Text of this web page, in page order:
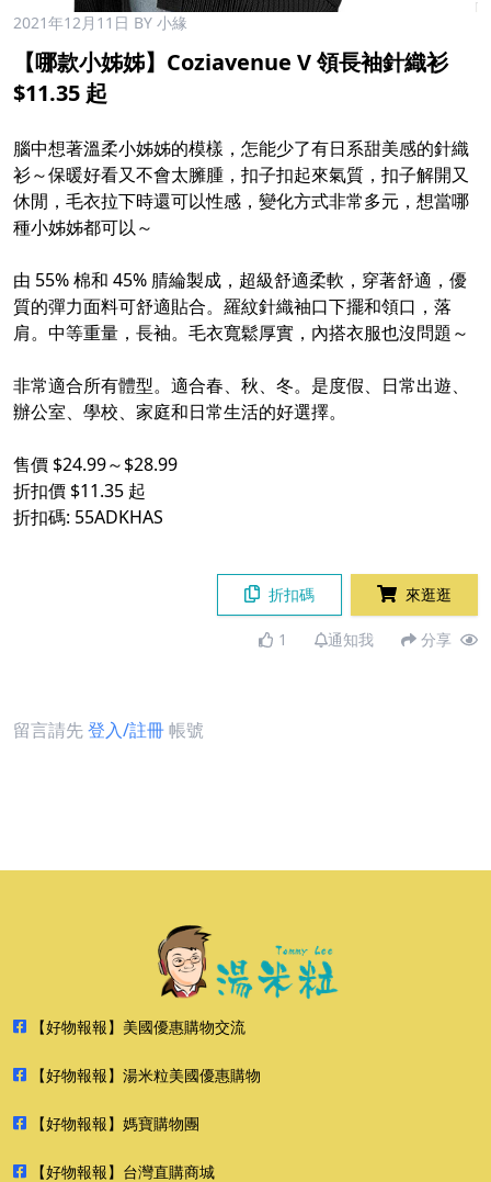
2021年12月11日 BY 小緣
【哪款小姊姊】Coziavenue V 領長袖針織衫
$11.35 起
腦中想著溫柔小姊姊的模樣，怎能少了有日系甜美感的針織
衫～保暖好看又不會太臃腫，扣子扣起來氣質，扣子解開又
休閒，毛衣拉下時還可以性感，變化方式非常多元，想當哪
種小姊姊都可以～
由 55% 棉和 45% 腈綸製成，超級舒適柔軟，穿著舒適，優
質的彈力面料可舒適貼合。羅紋針織袖口下擺和領口，落
肩。中等重量，長袖。毛衣寬鬆厚實，內搭衣服也沒問題～
非常適合所有體型。適合春、秋、冬。是度假、日常出遊、
辦公室、學校、家庭和日常生活的好選擇。
售價 $24.99～$28.99
折扣價 $11.35 起
折扣碼: 55ADKHAS
折扣碼 來逛逛
1 通知我 分享
留言請先登入/註冊帳號
【好物報報】美國優惠購物交流
【好物報報】湯米粒美國優惠購物
【好物報報】媽寶購物團
【好物報報】台灣直購商城